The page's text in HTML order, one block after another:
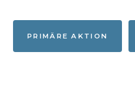
PRIMÄRE AKTION